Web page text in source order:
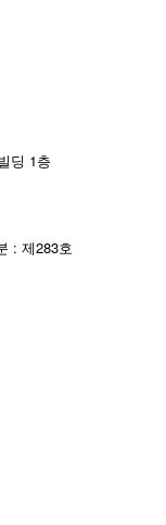
딩 1층
: 제283호